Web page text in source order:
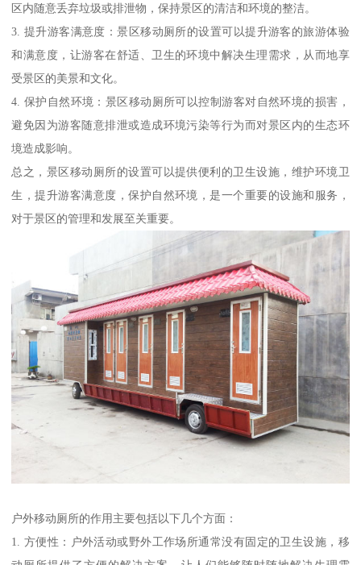
区内随意丢弃垃圾或排泄物，保持景区的清洁和环境的整洁。
3. 提升游客满意度：景区移动厕所的设置可以提升游客的旅游体验
和满意度，让游客在舒适、卫生的环境中解决生理需求，从而地享
受景区的美景和文化。
4. 保护自然环境：景区移动厕所可以控制游客对自然环境的损害，
避免因为游客随意排泄或造成环境污染等行为而对景区内的生态环
境造成影响。
总之，景区移动厕所的设置可以提供便利的卫生设施，维护环境卫
生，提升游客满意度，保护自然环境，是一个重要的设施和服务，
对于景区的管理和发展至关重要。
户外移动厕所的作用主要包括以下几个方面：
1. 方便性：户外活动或野外工作场所通常没有固定的卫生设施，移